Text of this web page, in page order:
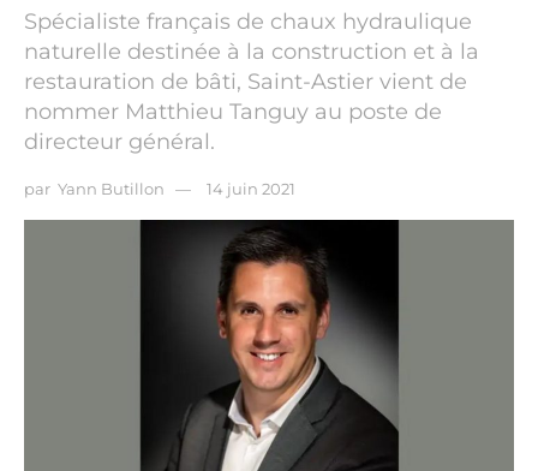
Spécialiste français de chaux hydraulique
naturelle destinée à la construction et à la
restauration de bâti, Saint-Astier vient de
nommer Matthieu Tanguy au poste de
directeur général.
par Yann Butillon 14 juin 2021